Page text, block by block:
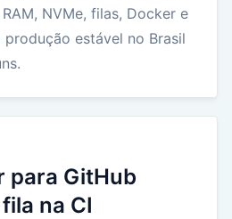
NVMe, filas, Docker e
estável no Brasil
para GitHub
na CI